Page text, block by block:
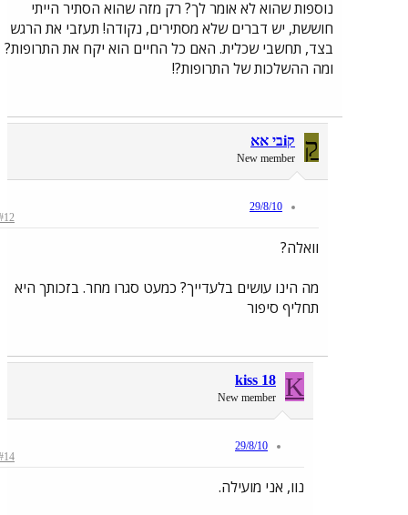
נוספות שהוא לא אומר לך? רק מזה שהוא הסתיר הייתי
חוששת, יש דברים שלא מסתירים, נקודה! תעזבי את הרגש
בצד, תחשבי שכלית. האם כל החיים הוא יקח את התרופות?
ומה ההשלכות של התרופות?!
ק קiבי אא
New member
29/8/10
#12
וואלה?
מה הינו עושים בלעדייך? כמעט סגרו מחר. בזכותך היא
תחליף סיפור
K
kiss 18
New member
29/8/10
#14
נוו, אני מועילה.